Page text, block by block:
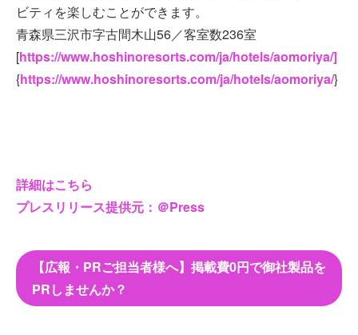
ビティを楽しむことができます。
青森県三沢市字古間木山56／客室数236室
[https://www.hoshinoresorts.com/ja/hotels/aomoriya/]
{https://www.hoshinoresorts.com/ja/hotels/aomoriya/}
詳細はこちら
プレスリリース提供元：＠Press
【広報・PRご担当者様へ】掲載費0円で御社製品を
PRしませんか？